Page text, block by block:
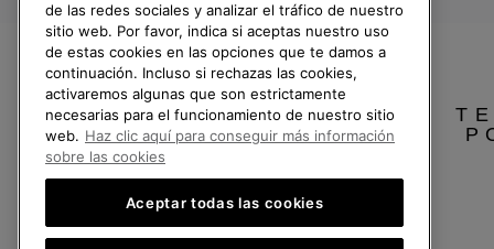
Estado del pedido
Envío
Pago
Preguntas frecuentes
España
de las redes sociales y analizar el tráfico de nuestro
sitio web. Por favor, indica si aceptas nuestro uso
de estas cookies en las opciones que te damos a
continuación. Incluso si rechazas las cookies,
activaremos algunas que son estrictamente
necesarias para el funcionamiento de nuestro sitio
web. Haz clic aquí para conseguir más información
sobre las cookies
Aceptar todas las cookies